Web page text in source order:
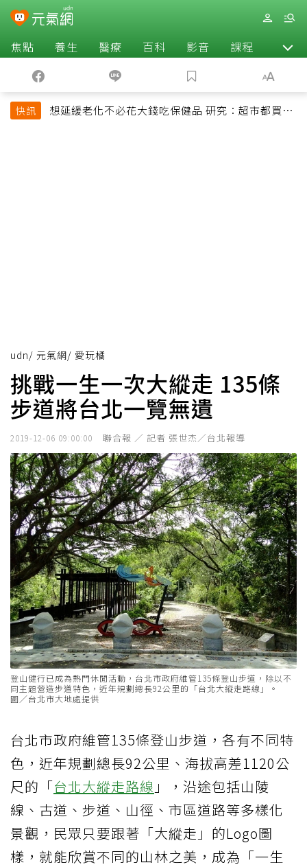
焦點 養生 醫療 百科 影音 課程 退休
快訊
想延緩老化不必花大錢吃保健品 研究：超市都買得
udn/ 元氣網/ 愛玩橘
挑戰一生一次大縱走 135條
步道將台北一覽無遺
2019-12-06 09:00:00 聯合報 ／ 記者 張世杰／台北報導
登山健行已成為熱門休閒活動，台北市政府維管135條登山步道，除以不
同主題營造步道特色，近年規劃總長92公里的「台北大縱走路線」。
圖／台北市大地處提供
台北市政府維管135條登山步道，各有不同特
色，近年規劃總長92公里、海拔高差1120公
尺的「台北大縱走路線 」，沿途包括山陵
線、古道、步道、山徑、市區道路等多樣化
景觀，民眾只要跟著「大縱走」的Logo圖
樣，就能欣賞不同的山林之美，成為「一生